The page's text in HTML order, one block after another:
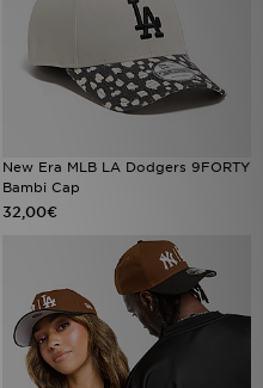
New Era MLB LA Dodgers 9FORTY
Bambi Cap
32,00€